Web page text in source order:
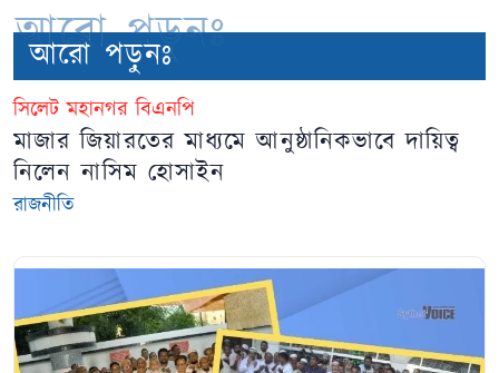
আরো পড়ুনঃ
আরো পড়ুনঃ
সিলেট মহানগর বিএনপি
মাজার জিয়ারতের মাধ্যমে আনুষ্ঠানিকভাবে দায়িত্ব
নিলেন নাসিম হোসাইন
রাজনীতি